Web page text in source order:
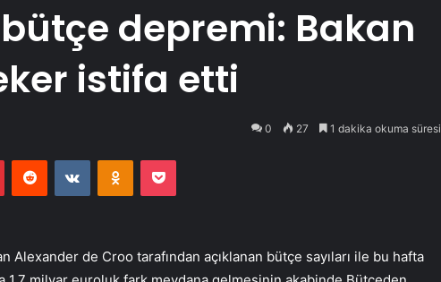
depremi: Bakan
istifa etti
0 27 1 dakika okuma süresi
PinterestReddit VKontakteOdnoklassniki
Pocket
Alexander de Croo tarafından açıklanan bütçe sayıları ile bu hafta